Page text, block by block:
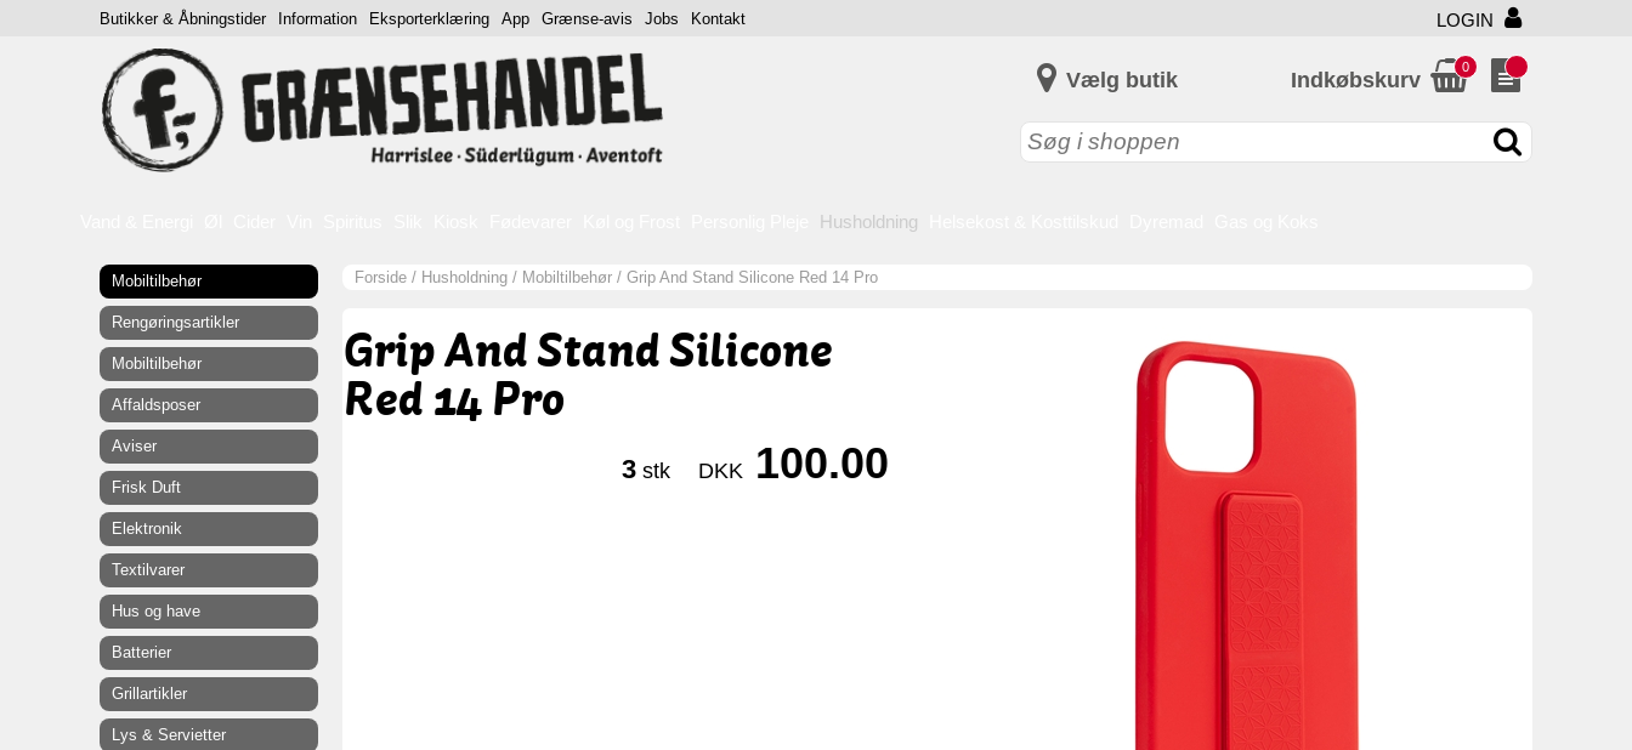
LOGIN
Vælg butik
Husholdning
Indkøbskurv
0
Forside / Husholdning / Mobiltilbehør / Grip And Stand Silicone Red 14 Pro
Grip And Stand Silicone
Red 14 Pro
3 stk DKK 100.00
Mobiltilbehør
Rengøringsartikler
Mobiltilbehør
Affaldsposer
Aviser
Frisk Duft
Elektronik
Textilvarer
Hus og have
Batterier
Grillartikler
Lys & Servietter
Butikker & Åbningstider Information Eksporterklæring App Grænse-avis Jobs Kontakt